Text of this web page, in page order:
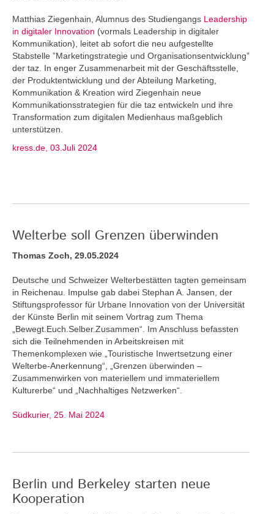
Matthias Ziegenhain, Alumnus des Studiengangs Leadership
in digitaler Innovation (vormals Leadership in digitaler
Kommunikation), leitet ab sofort die neu aufgestellte
Stabstelle ”Marketingstrategie und Organisationsentwicklung”
der taz. In enger Zusammenarbeit mit der Geschäftsstelle,
der Produktentwicklung und der Abteilung Marketing,
Kommunikation & Kreation wird Ziegenhain neue
Kommunikationsstrategien für die taz entwickeln und ihre
Transformation zum digitalen Medienhaus maßgeblich
unterstützen.
kress.de, 03.Juli 2024
Welterbe soll Grenzen überwinden
Thomas Zoch, 29.05.2024
Deutsche und Schweizer Welterbestätten tagten gemeinsam
in Reichenau. Impulse gab dabei Stephan A. Jansen, der
Stiftungsprofessor für Urbane Innovation von der Universität
der Künste Berlin mit seinem Vortrag zum Thema
„Bewegt.Euch.Selber.Zusammen“. Im Anschluss befassten
sich die Teilnehmenden in Arbeitskreisen mit
Themenkomplexen wie „Touristische Inwertsetzung einer
Welterbe-Anerkennung“, „Grenzen überwinden –
Zusammenwirken von materiellem und immateriellem
Kulturerbe“ und „Nachhaltiges Netzwerken“.
Südkurier, 25. Mai 2024
Berlin und Berkeley starten neue
Kooperation